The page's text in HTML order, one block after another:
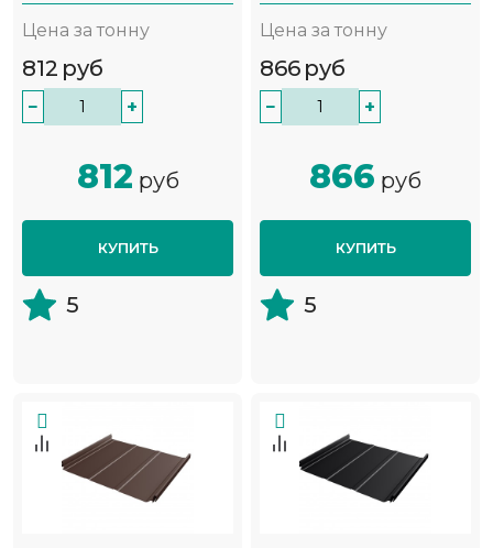
Цена за тонну
812 руб
− +
812 руб
КУПИТЬ
5
Цена за тонну
866 руб
− +
866 руб
КУПИТЬ
5